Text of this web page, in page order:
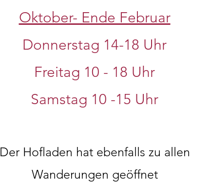
Oktober- Ende Februar
Donnerstag 14-18 Uhr
Freitag 10 - 18 Uhr
Samstag 10 -15 Uhr
Der Hofladen hat ebenfalls zu allen
Wanderungen geöffnet